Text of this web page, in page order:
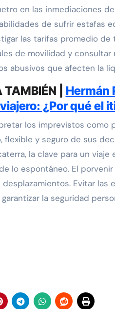
en las inmediaciones
de sufrir estafas
las tarifas promedio
de movilidad y consultar
abusivos que afecten la
TAMBIÉN | Hermán
¿Por qué el
los imprevistos como
y seguro de sus
la clave para un
lo espontáneo. El
Evitar las
la seguridad